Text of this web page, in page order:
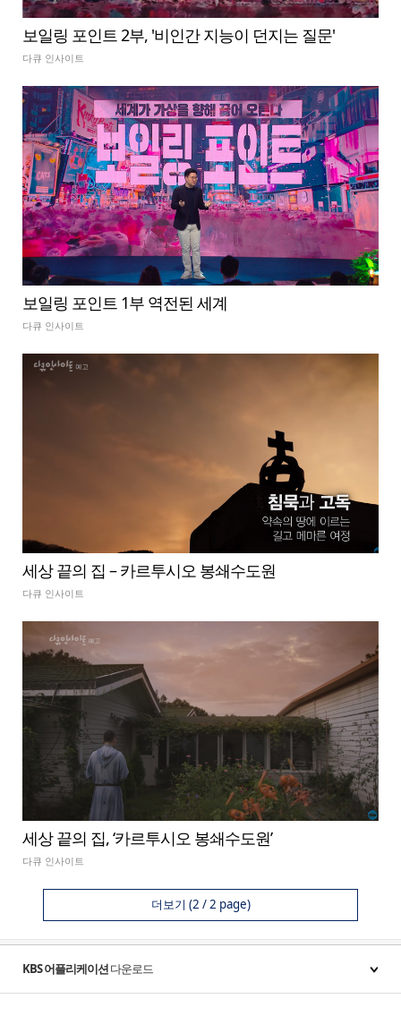
보일링 포인트 2부, '비인간 지능이 던지는 질문'
다큐 인사이트
보일링 포인트 1부 역전된 세계
다큐 인사이트
세상 끝의 집 – 카르투시오 봉쇄수도원
다큐 인사이트
세상 끝의 집, ‘카르투시오 봉쇄수도원’
다큐 인사이트
더보기 (2 / 2 page)
KBS 어플리케이션다운로드